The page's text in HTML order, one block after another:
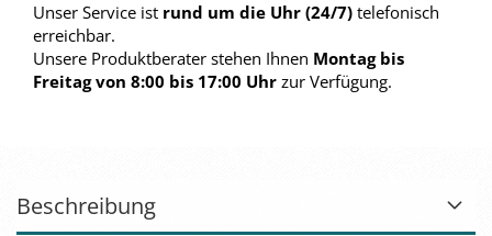
Unser Service ist rund um die Uhr (24/7) telefonisch
erreichbar.
Unsere Produktberater stehen Ihnen Montag bis
Freitag von 8:00 bis 17:00 Uhr zur Verfügung.
Beschreibung